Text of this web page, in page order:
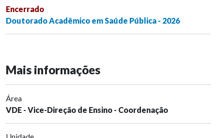
Encerrado
Doutorado Acadêmico em Saúde Pública - 2026
Mais informações
Área
VDE - Vice-Direção de Ensino - Coordenação